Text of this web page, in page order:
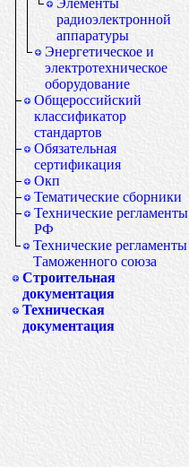
Элементы
радиоэлектронной
аппаратуры
Энергетическое и
электротехническое
оборудование
Общероссийский
классификатор
стандартов
Обязательная
сертификация
Окп
Тематические сборники
Технические регламенты
РФ
Технические регламенты
Таможенного союза
Строительная
документация
Техническая
документация